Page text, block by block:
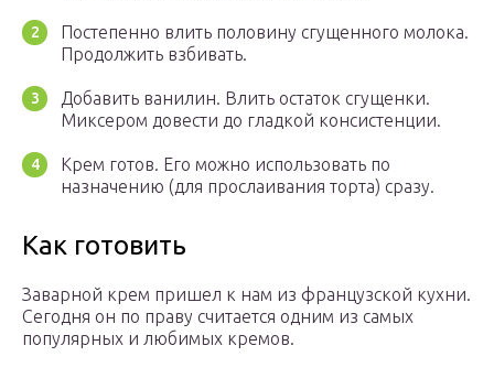
Постепенно влить половину сгущенного молока.
Продолжить взбивать.
Добавить ванилин. Влить остаток сгущенки.
Миксером довести до гладкой консистенции.
Крем готов. Его можно использовать по
назначению (для прослаивания торта) сразу.
Как готовить
Заварной крем пришел к нам из французской кухни.
Сегодня он по праву считается одним из самых
популярных и любимых кремов.